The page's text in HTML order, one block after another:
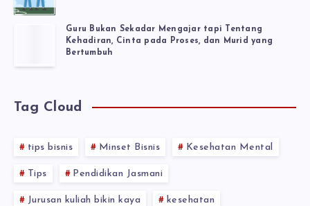
Guru Bukan Sekadar Mengajar tapi Tentang
Kehadiran, Cinta pada Proses, dan Murid yang
Bertumbuh
Tag Cloud
tips bisnis Minset Bisnis Kesehatan Mental
Tips Pendidikan Jasmani
Jurusan kuliah bikin kaya kesehatan